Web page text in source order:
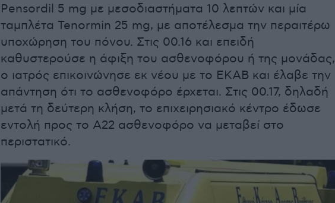
Pensordil 5 mg με μεσοδιαστήματα 10 λεπτών και μία
ταμπλέτα Tenormin 25 mg, με αποτέλεσμα την περαιτέρω
υποχώρηση του πόνου. Στις 00.16 και επειδή
καθυστερούσε η άφιξη του ασθενοφόρου ή της μονάδας,
ο ιατρός επικοινώνησε εκ νέου με το ΕΚΑΒ και έλαβε την
απάντηση ότι το ασθενοφόρο έρχεται. Στις 00.17, δηλαδή
μετά τη δεύτερη κλήση, το επιχειρησιακό κέντρο έδωσε
εντολή προς το Α22 ασθενοφόρο να μεταβεί στο
περιστατικό.